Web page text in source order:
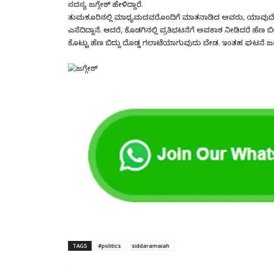
ಸದಸ್ಯ ಜಗ್ಗೇಶ್ ಹೇಳಿದ್ದಾರೆ.
ತುಮಕೂರಿನಲ್ಲಿ ಮಾಧ್ಯಮದವರೊಂದಿಗೆ ಮಾತನಾಡಿದ ಅವರು,
ಎಸೆದಿದ್ದಾನೆ. ಆದರೆ, ಕೊಡಗಿನಲ್ಲಿ ಪ್ರತಿಭಟನೆಗೆ ಅವಕಾಶ ನೀಡಿದರೆ ಹೆಣ
ಕೊಟ್ಟು ಹೆಣ ಬಿದ್ದು ದೊಡ್ಡ ಗಲಾಟೆಯಾಗುವುದು ಬೇಡ. ಇಂತಹ ಘಟನೆ
TAGS #politics siddaramaiah